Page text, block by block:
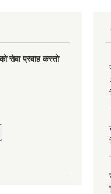
सेवा प्रवाह कस्तो